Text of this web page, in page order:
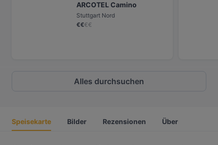
ARCOTEL Camino
Stuttgart Nord
€€€€
Alles durchsuchen
Speisekarte Bilder Rezensionen Über